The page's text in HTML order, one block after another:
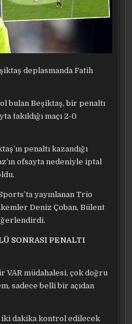
deplasmanda Fatih
bulan Beşiktaş, bir penaltı
takıldığı maçı 2-0
penaltı kazandığı
ofsayta nedeniyle iptal
yayınlanan Trio
Deniz Çoban, Bülent
SONRASI PENALTI
VAR müdahalesi, çok doğru
sadece belli bir açıdan
iki dakika kontrol edilecek